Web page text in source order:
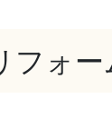
ォー